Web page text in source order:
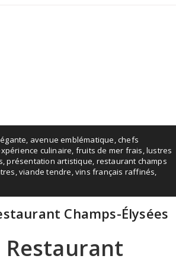
, avenue emblématique,chefs
culinaire, fruits de mer frais,lustres
,présentation artistique, restaurant champs
,viande tendre,vins français raffinés,
Champs-Élysées
Restaurant